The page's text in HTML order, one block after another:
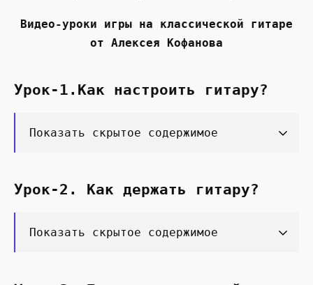
Видео-уроки игры на классической гитаре
от Алексея Кофанова
Урок-1.Как настроить гитару?
Показать скрытое содержимое
Урок-2. Как держать гитару?
Показать скрытое содержимое